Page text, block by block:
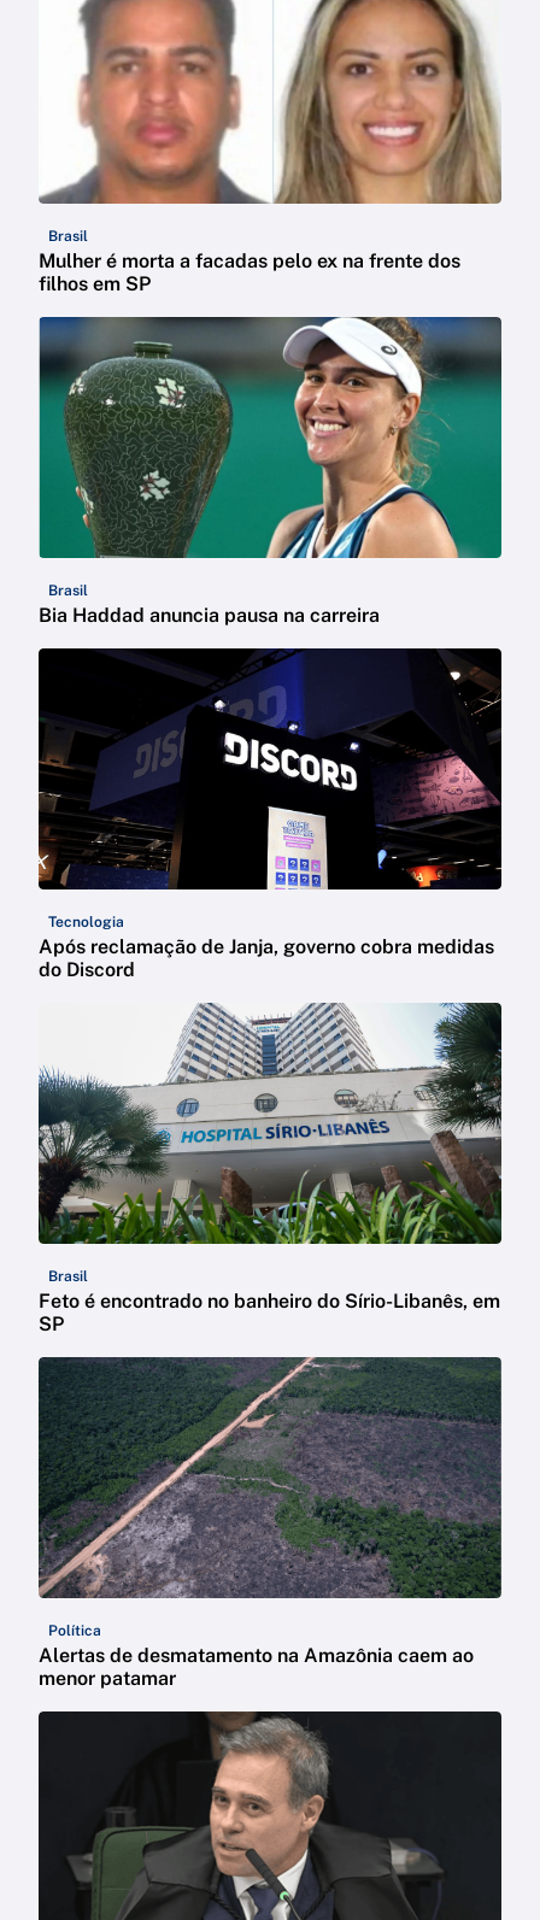
Brasil
Mulher é morta a facadas pelo ex na frente dos
filhos em SP
Brasil
Bia Haddad anuncia pausa na carreira
Tecnologia
Após reclamação de Janja, governo cobra medidas
do Discord
Brasil
Feto é encontrado no banheiro do Sírio-Libanês, em
SP
Política
Alertas de desmatamento na Amazônia caem ao
menor patamar